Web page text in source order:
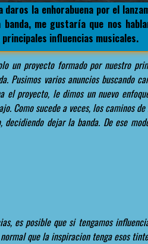
la enhorabuena por el
me gustaría que nos
influencias musicales.
un proyecto formado por nuestro
Pusimos varios anuncios buscando
el proyecto, le dimos un nuevo
Como sucede a veces, los caminos
dejar la banda. De ese
es posible que si tengamos
que la inspiracion tenga esos